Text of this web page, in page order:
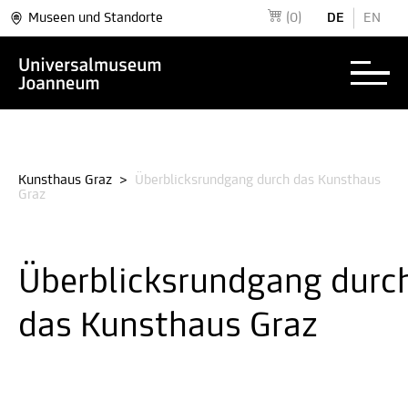
Museen und Standorte (0) DE EN
Kunsthaus Graz > Überblicksrundgang durch das Kunsthaus
Graz
Überblicksrundgang
das Kunsthaus Graz